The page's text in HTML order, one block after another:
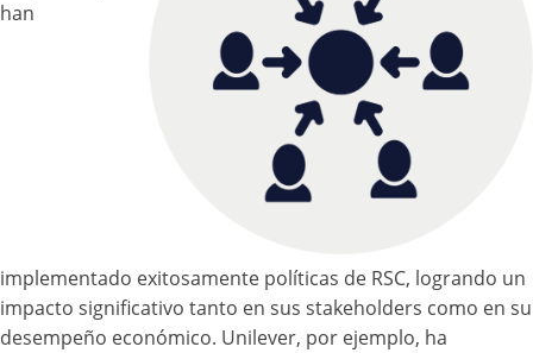
han
implementado exitosamente políticas de RSC, logrando un
impacto significativo tanto en sus stakeholders como en su
desempeño económico. Unilever, por ejemplo, ha